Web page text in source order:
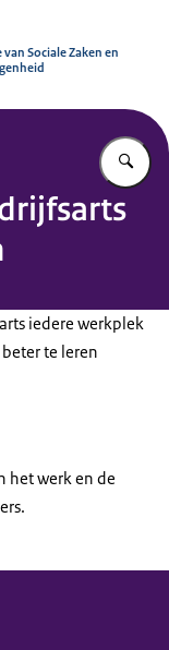
Sociale Zaken en
iedere werkplek
te leren
het werk en de